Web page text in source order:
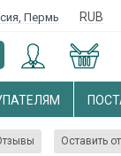
, Пермь RUB
Оставить